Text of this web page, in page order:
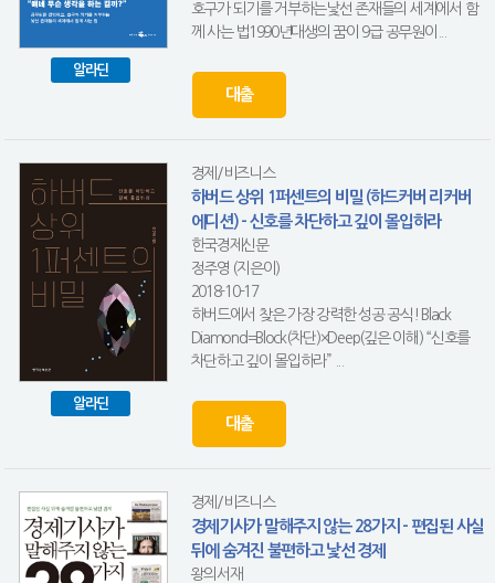
알라딘
호구가 되기를 거부하는낯선 존재들의 세계에서 함
께 사는 법1990년대생의 꿈이 9급 공무원이...
대출
알라딘
경제/비즈니스
하버드 상위 1퍼센트의 비밀 (하드커버 리커버
에디션) - 신호를 차단하고 깊이 몰입하라
한국경제신문
정주영 (지은이)
2018-10-17
하버드에서 찾은 가장 강력한 성공 공식! Black
Diamond=Block(차단)×Deep(깊은 이해) “신호를
차단하고 깊이 몰입하라” ...
대출
경제/비즈니스
경제기사가 말해주지 않는 28가지 - 편집된 사실
뒤에 숨겨진 불편하고 낯선 경제
왕의서재